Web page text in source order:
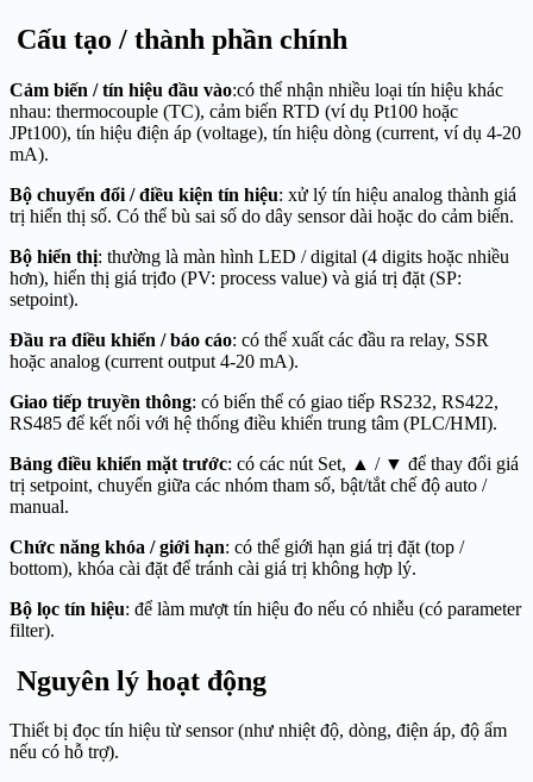
Cấu tạo / thành phần chính
Cảm biến / tín hiệu đầu vào:có thể nhận nhiều loại tín hiệu khác
nhau: thermocouple (TC), cảm biến RTD (ví dụ Pt100 hoặc
JPt100), tín hiệu điện áp (voltage), tín hiệu dòng (current, ví dụ 4-20
mA).
Bộ chuyển đổi / điều kiện tín hiệu: xử lý tín hiệu analog thành giá
trị hiển thị số. Có thể bù sai số do dây sensor dài hoặc do cảm biến.
Bộ hiển thị: thường là màn hình LED / digital (4 digits hoặc nhiều
hơn), hiển thị giá trịđo (PV: process value) và giá trị đặt (SP:
setpoint).
Đầu ra điều khiển / báo cáo: có thể xuất các đầu ra relay, SSR
hoặc analog (current output 4-20 mA).
Giao tiếp truyền thông: có biến thể có giao tiếp RS232, RS422,
RS485 để kết nối với hệ thống điều khiển trung tâm (PLC/HMI).
Bảng điều khiển mặt trước: có các nút Set, ▲ / ▼ để thay đổi giá
trị setpoint, chuyển giữa các nhóm tham số, bật/tắt chế độ auto /
manual.
Chức năng khóa / giới hạn: có thể giới hạn giá trị đặt (top /
bottom), khóa cài đặt để tránh cài giá trị không hợp lý.
Bộ lọc tín hiệu: để làm mượt tín hiệu đo nếu có nhiễu (có parameter
filter).
Nguyên lý hoạt động
Thiết bị đọc tín hiệu từ sensor (như nhiệt độ, dòng, điện áp, độ ẩm
nếu có hỗ trợ).